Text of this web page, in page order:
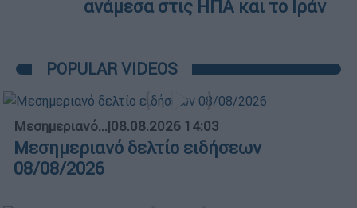
ανάμεσα στις ΗΠΑ και το Ιράν
POPULAR VIDEOS
Μεσημεριανό...|08.08.2026 14:03
Μεσημεριανό δελτίο ειδήσεων
08/08/2026